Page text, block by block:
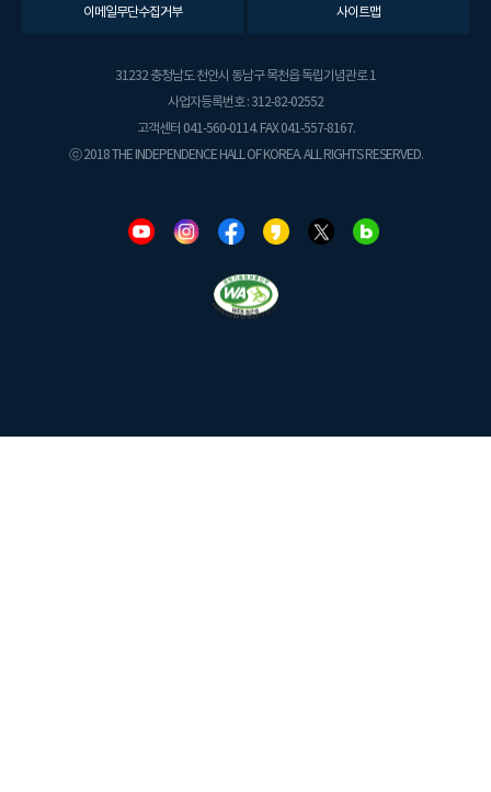
이메일무단수집거부 사이트맵
31232 충청남도 천안시 동남구 목천읍 독립기념관로 1
사업자등록번호 : 312-82-02552
고객센터 041-560-0114. FAX 041-557-8167.
ⓒ 2018 THE INDEPENDENCE HALL OF KOREA. ALL RIGHTS RESERVED.